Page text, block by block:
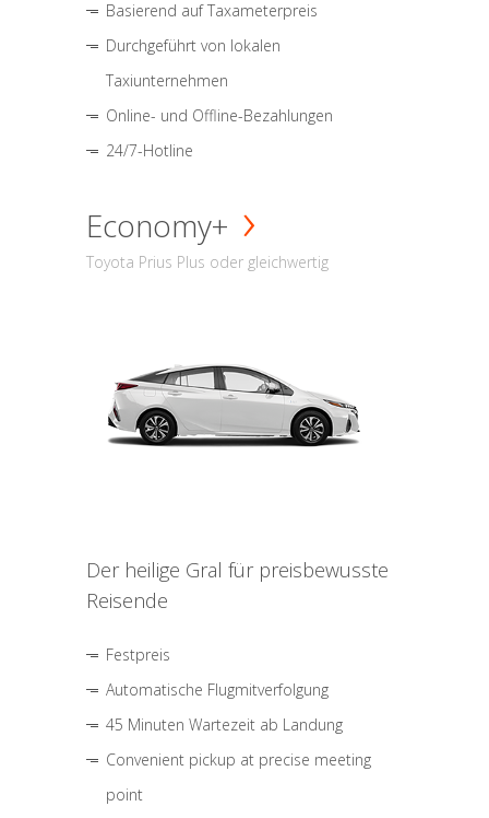
Basierend auf Taxameterpreis
Durchgeführt von lokalen
Taxiunternehmen
Online- und Offline-Bezahlungen
24/7-Hotline
Economy+
Toyota Prius Plus oder gleichwertig
Der heilige Gral für preisbewusste
Reisende
Festpreis
Automatische Flugmitverfolgung
45 Minuten Wartezeit ab Landung
Convenient pickup at precise meeting
point